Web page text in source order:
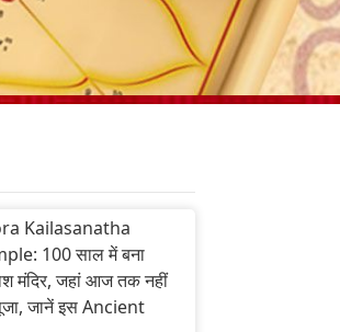
Kailasanatha
100 साल में बना
मंदिर, जहां आज तक नहीं
जानें इस Ancient